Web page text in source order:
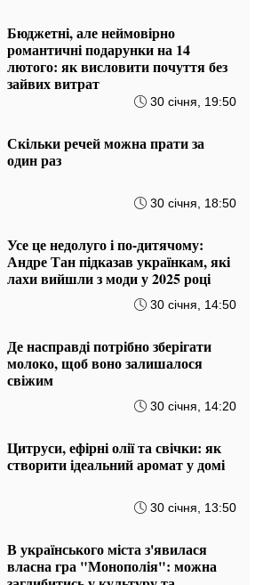
Бюджетні, але неймовірно
романтичні подарунки на 14
лютого: як висловити почуття без
зайвих витрат
30 січня, 19:50
Скільки речей можна прати за
один раз
30 січня, 18:50
Усе це недолуго і по-дитячому:
Андре Тан підказав українкам, які
лахи вийшли з моди у 2025 році
30 січня, 14:50
Де насправді потрібно зберігати
молоко, щоб воно залишалося
свіжим
30 січня, 14:20
Цитруси, ефірні олії та свічки: як
створити ідеальний аромат у домі
30 січня, 13:50
В українського міста з'явилася
власна гра "Монополія": можна